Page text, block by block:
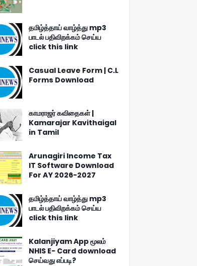
தமிழ்த்தாய் வாழ்த்து mp3
பாடல் பதிவிறக்கம் செய்ய
click this link
Casual Leave Form | C.L
Forms Download
காமராஜர் கவிதைகள் |
Kamarajar Kavithaigal
in Tamil
Arunagiri Income Tax
IT Software Download
For AY 2026-2027
தமிழ்த்தாய் வாழ்த்து mp3
பாடல் பதிவிறக்கம் செய்ய
click this link
Kalanjiyam App மூலம்
NHIS E- Card download
செய்வது எப்படி?